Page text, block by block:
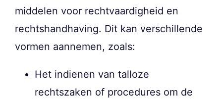
middelen voor rechtvaardigheid en
rechtshandhaving. Dit kan verschillende
vormen aannemen, zoals:
Het indienen van talloze
rechtszaken of procedures om de